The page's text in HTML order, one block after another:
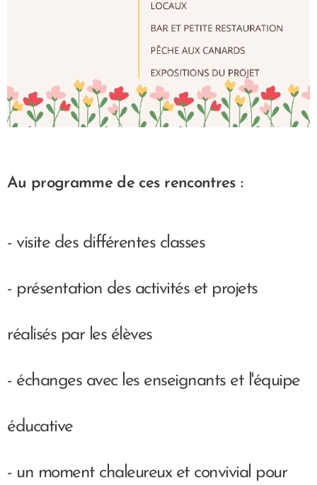
Au programme de ces rencontres :
- visite des différentes classes
- présentation des activités et projets
réalisés par les élèves
- échanges avec les enseignants et l'équipe
éducative
- un moment chaleureux et convivial pour